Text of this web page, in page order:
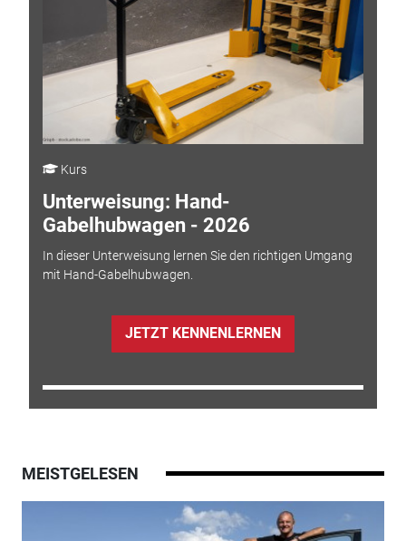
Kurs
Unterweisung: Hand-
Gabelhubwagen - 2026
In dieser Unterweisung lernen Sie den richtigen Umgang
mit Hand-Gabelhubwagen.
JETZT KENNENLERNEN
MEISTGELESEN